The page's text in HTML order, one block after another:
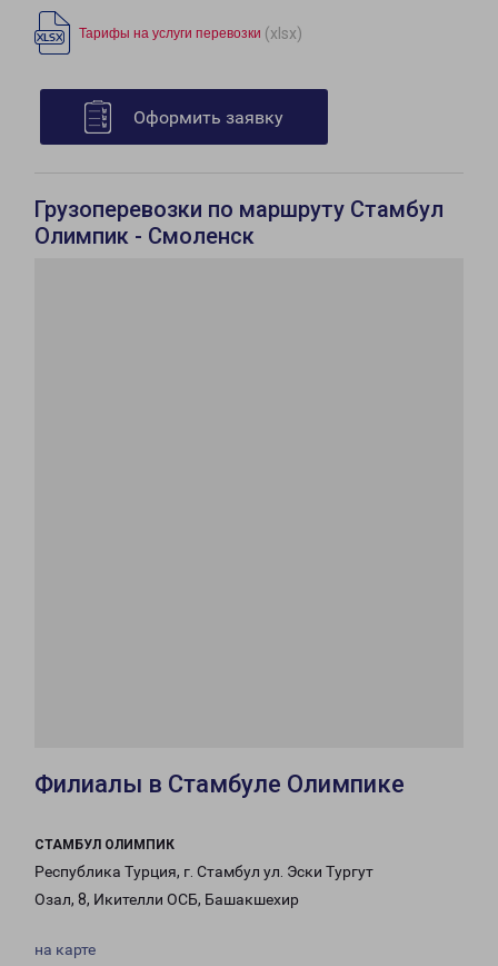
Тарифы на услуги перевозки (xlsx)
Оформить заявку
Грузоперевозки по маршруту Стамбул
Олимпик - Смоленск
Филиалы в Стамбуле Олимпике
СТАМБУЛ ОЛИМПИК
Республика Турция, г. Стамбул ул. Эски Тургут
Озал, 8, Икителли ОСБ, Башакшехир
на карте